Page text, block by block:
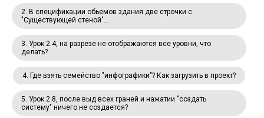
2. В спецификации обьемов здания две строчки с
"Существующей стеной"...
3. Урок 2.4, на разрезе не отображаются все уровни, что
делать?
4. Где взять семейство "инфографики"? Как загрузить в проект?
5. Урок 2.8, после выд всех граней и нажатии "создать
систему" ничего не создается?